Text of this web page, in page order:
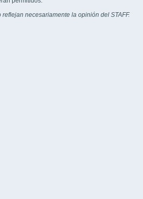
necesariamente la opinión del STAFF.